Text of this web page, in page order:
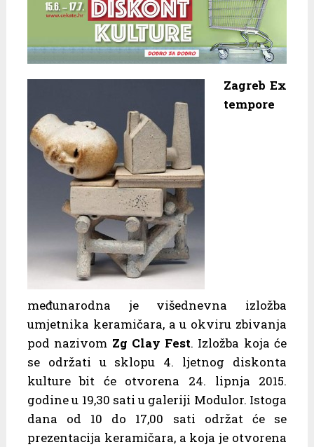
Zagreb Ex
tempore
međunarodna je višednevna izložba
umjetnika keramičara, a u okviru zbivanja
pod nazivom Zg Clay Fest. Izložba koja će
se održati u sklopu 4. ljetnog diskonta
kulture bit će otvorena 24. lipnja 2015.
godine u 19,30 sati u galeriji Modulor. Istoga
dana od 10 do 17,00 sati održat će se
prezentacija keramičara, a koja je otvorena